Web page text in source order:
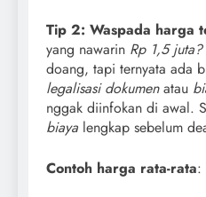
Tip 2: Waspada harga
yang nawarin Rp 1,5 juta?
doang, tapi ternyata ada
legalisasi dokumenatau
nggak diinfokan di awal.
biaya lengkap sebelum
Contoh harga rata-rata: